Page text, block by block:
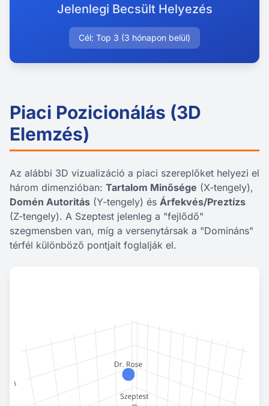
Jelenlegi Becsült Helyezés
Cél: Top 3 (3 hónapon belül)
Piaci Pozicionálás (3D
Elemzés)
Az alábbi 3D vizualizáció a piaci szereplőket helyezi el
három dimenzióban: Tartalom Minősége (X-tengely),
Domén Autoritás (Y-tengely) és Árfekvés/Preztízs
(Z-tengely). A Szeptest jelenleg a "fejlődő"
szegmensben van, míg a versenytársak a "Domináns"
térfél különböző pontjait foglalják el.